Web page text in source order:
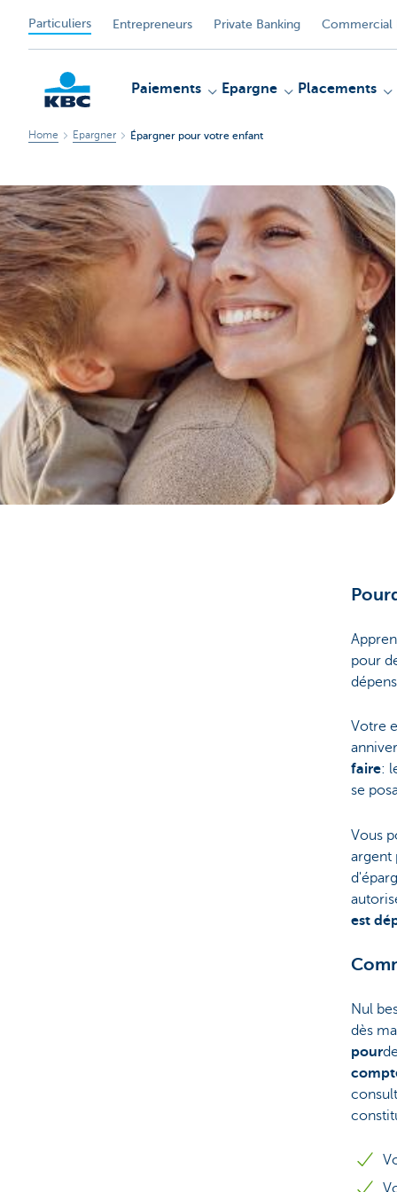
Particuliers Entrepreneurs Private Banking Commercial
Particulieren
Paiements Epargne Placements
Home Epargner Épargner pour votre enfant
pour
Votre
faire:
se
Vous
argent
est
Nul
dès
pour